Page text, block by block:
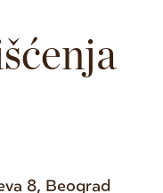
8, Beograd